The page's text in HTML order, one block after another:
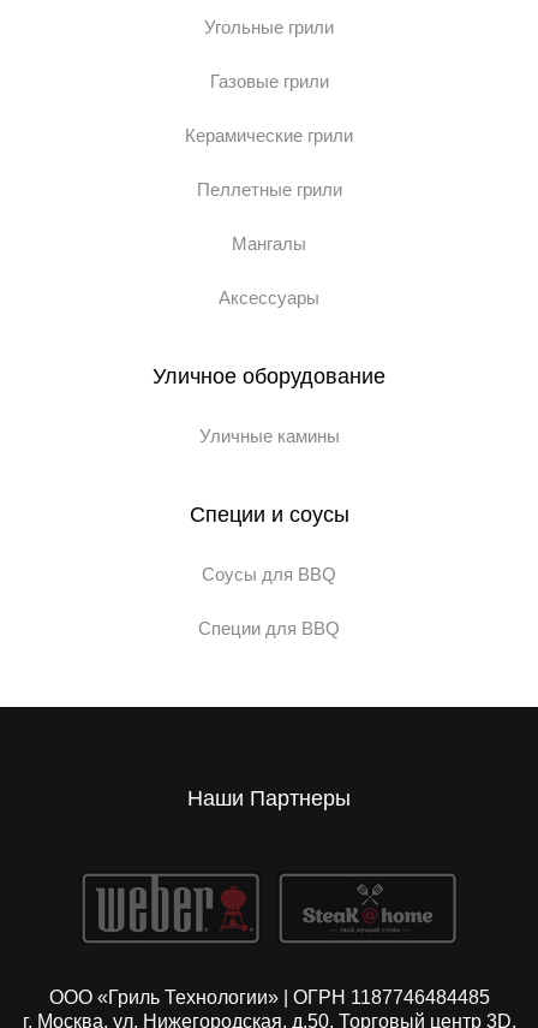
Угольные грили
Газовые грили
Керамические грили
Пеллетные грили
Мангалы
Аксессуары
Уличное оборудование
Уличные камины
Специи и соусы
Соусы для BBQ
Специи для BBQ
Наши Партнеры
ООО «Гриль Технологии» | ОГРН 1187746484485
г. Москва, ул. Нижегородская, д.50. Торговый центр 3D,